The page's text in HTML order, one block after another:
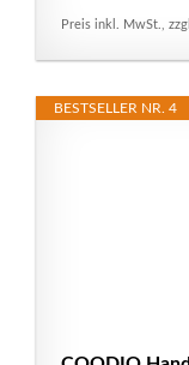
Preis inkl. MwSt.,
BESTSELLER NR. 4